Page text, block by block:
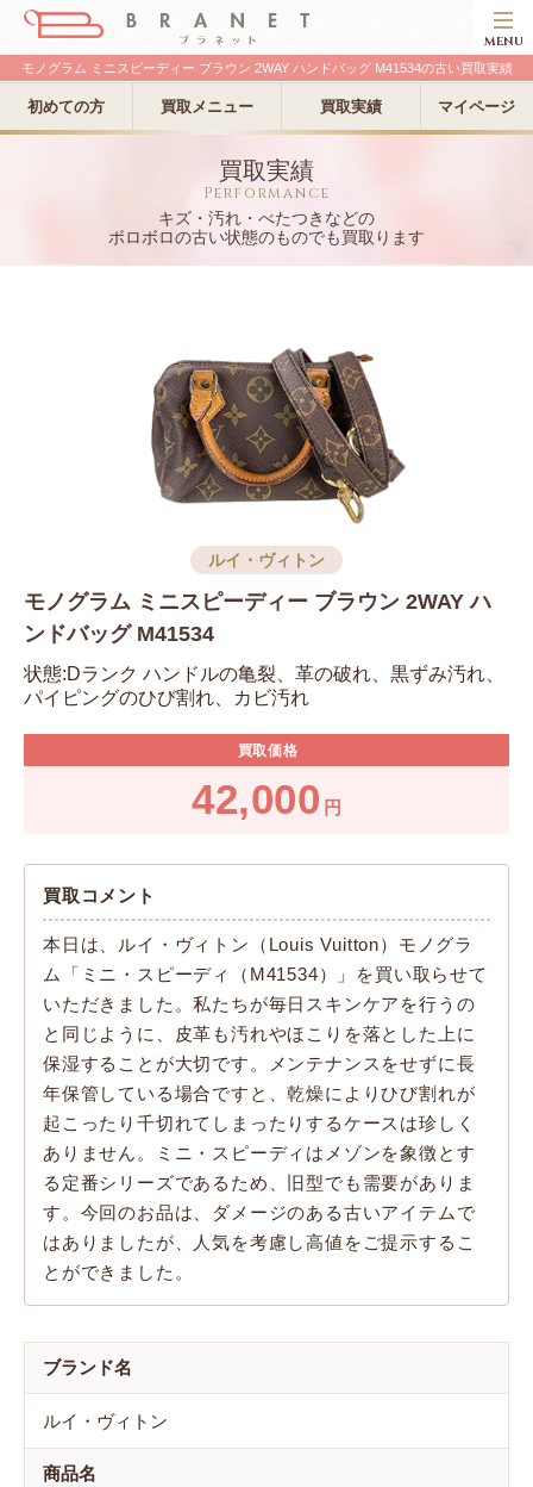
MENU
初めての方 買取メニュー 買取実績 マイページ
モノグラム ミニスピーディー ブラウン 2WAY ハンドバッグ M41534の古い買取実績
買取実績
Performance
キズ・汚れ・べたつきなどの
ボロボロの古い状態のものでも買取ります
ルイ・ヴィトン
モノグラム ミニスピーディー ブラウン 2WAY ハ
ンドバッグ M41534
状態:Dランク ハンドルの亀裂、革の破れ、黒ずみ汚れ、
パイピングのひび割れ、カビ汚れ
買取価格
42,000 円
買取コメント
本日は、ルイ・ヴィトン（Louis Vuitton）モノグラ
ム「ミニ・スピーディ（M41534）」を買い取らせて
いただきました。私たちが毎日スキンケアを行うの
と同じように、皮革も汚れやほこりを落とした上に
保湿することが大切です。メンテナンスをせずに長
年保管している場合ですと、乾燥によりひび割れが
起こったり千切れてしまったりするケースは珍しく
ありません。ミニ・スピーディはメゾンを象徴とす
る定番シリーズであるため、旧型でも需要がありま
す。今回のお品は、ダメージのある古いアイテムで
はありましたが、人気を考慮し高値をご提示するこ
とができました。
ブランド名
ルイ・ヴィトン
商品名